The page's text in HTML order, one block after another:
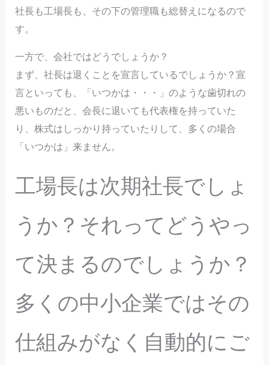
社長も工場長も、その下の管理職も総替えになるので
す。
一方で、会社ではどうでしょうか？
まず、社長は退くことを宣言しているでしょうか？宣
言といっても、「いつかは・・・」のような歯切れの
悪いものだと、会長に退いても代表権を持っていた
り、株式はしっかり持っていたりして、多くの場合
「いつかは」来ません。
工場長は次期社長でしょ
うか？それってどうやっ
て決まるのでしょうか？
多くの中小企業ではその
仕組みがなく自動的にご